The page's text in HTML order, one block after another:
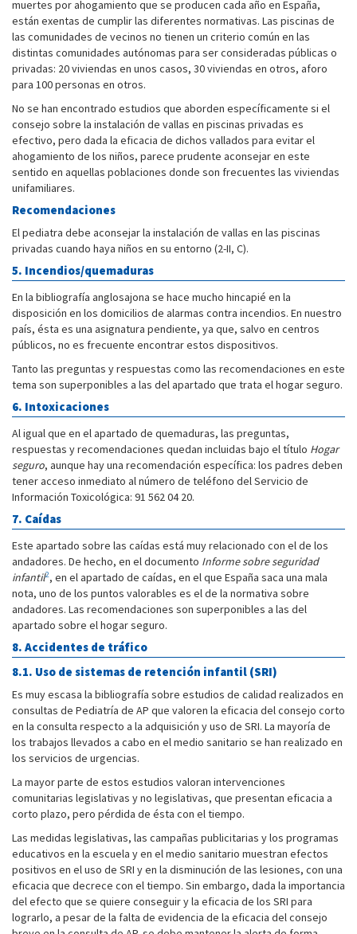
muertes por ahogamiento que se producen cada año en España,
están exentas de cumplir las diferentes normativas. Las piscinas de
las comunidades de vecinos no tienen un criterio común en las
distintas comunidades autónomas para ser consideradas públicas o
privadas: 20 viviendas en unos casos, 30 viviendas en otros, aforo
para 100 personas en otros.
No se han encontrado estudios que aborden específicamente si el
consejo sobre la instalación de vallas en piscinas privadas es
efectivo, pero dada la eficacia de dichos vallados para evitar el
ahogamiento de los niños, parece prudente aconsejar en este
sentido en aquellas poblaciones donde son frecuentes las viviendas
unifamiliares.
Recomendaciones
El pediatra debe aconsejar la instalación de vallas en las piscinas
privadas cuando haya niños en su entorno (2-II, C).
5. Incendios/quemaduras
En la bibliografía anglosajona se hace mucho hincapié en la
disposición en los domicilios de alarmas contra incendios. En nuestro
país, ésta es una asignatura pendiente, ya que, salvo en centros
públicos, no es frecuente encontrar estos dispositivos.
Tanto las preguntas y respuestas como las recomendaciones en este
tema son superponibles a las del apartado que trata el hogar seguro.
6. Intoxicaciones
Al igual que en el apartado de quemaduras, las preguntas,
respuestas y recomendaciones quedan incluidas bajo el título Hogar
seguro, aunque hay una recomendación específica: los padres deben
tener acceso inmediato al número de teléfono del Servicio de
Información Toxicológica: 91 562 04 20.
7. Caídas
Este apartado sobre las caídas está muy relacionado con el de los
andadores. De hecho, en el documento Informe sobre seguridad
infantil2, en el apartado de caídas, en el que España saca una mala
nota, uno de los puntos valorables es el de la normativa sobre
andadores. Las recomendaciones son superponibles a las del
apartado sobre el hogar seguro.
8. Accidentes de tráfico
8.1. Uso de sistemas de retención infantil (SRI)
Es muy escasa la bibliografía sobre estudios de calidad realizados en
consultas de Pediatría de AP que valoren la eficacia del consejo corto
en la consulta respecto a la adquisición y uso de SRI. La mayoría de
los trabajos llevados a cabo en el medio sanitario se han realizado en
los servicios de urgencias.
La mayor parte de estos estudios valoran intervenciones
comunitarias legislativas y no legislativas, que presentan eficacia a
corto plazo, pero pérdida de ésta con el tiempo.
Las medidas legislativas, las campañas publicitarias y los programas
educativos en la escuela y en el medio sanitario muestran efectos
positivos en el uso de SRI y en la disminución de las lesiones, con una
eficacia que decrece con el tiempo. Sin embargo, dada la importancia
del efecto que se quiere conseguir y la eficacia de los SRI para
lograrlo, a pesar de la falta de evidencia de la eficacia del consejo